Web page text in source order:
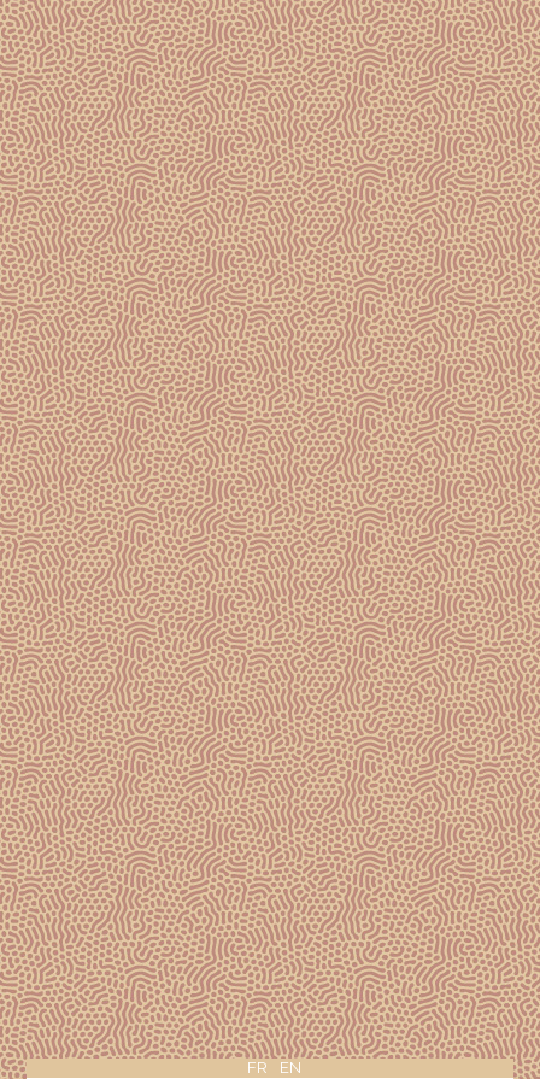
FR EN
12 FÉVRIER 2023
Célébrer la Saint Valentin avec Gosset Petite
Douceur Rosé
Its gourmet balance makes it the ideal
companion for your brunch.
#Gosset #Champagne #ChampagneGosset
#wine #prestige #presdtigecuvée #winelover
#winelovers #ChampagneLovers
#ExperienceGosset
@champagnegossetofficiel
17 JANVIER 2023
Gosset Grande Réserve, le vin signature de La
Maison